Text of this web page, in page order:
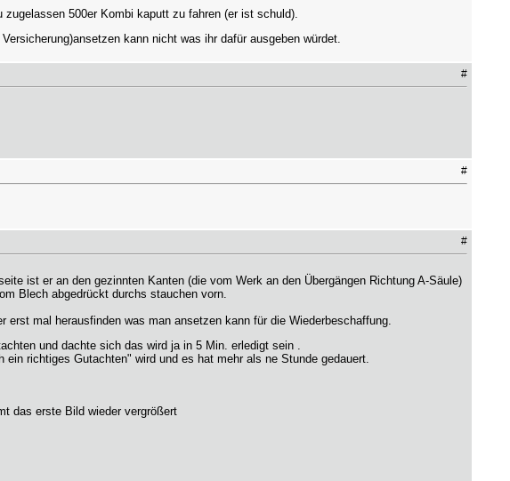
500er Kombi kaputt zu fahren (er ist schuld).
kann nicht was ihr dafür ausgeben würdet.
#
#
#
ist er an den gezinnten Kanten (die vom Werk an den Übergängen Richtung A-Säule)
Blech abgedrückt durchs stauchen vorn.
mal herausfinden was man ansetzen kann für die Wiederbeschaffung.
und dachte sich das wird ja in 5 Min. erledigt sein .
richtiges Gutachten" wird und es hat mehr als ne Stunde gedauert.
das erste Bild wieder vergrößert